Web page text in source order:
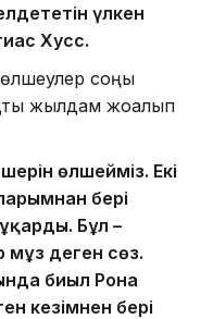
үлкен
Хусс.
соңғы
жылдам жоғалып
өлшейміз. Екі
бері
Бұл –
мұз деген сөз.
биыл Рона
кезімнен бері